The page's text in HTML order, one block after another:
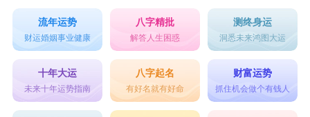
天格：
代表双亲、长上、事业、名誉;单独化表其本
人之气质，女性依附丈夫生活，又有代表丈夫吉凶
之暗灵作用。代表童少年运。(按：包含职业之意
义。)
流年运势
财运婚姻事业健康
八字精批
解答人生困惑
测终身运
洞悉未来鸿图大运
十年大运
未来十年运势指南
八字起名
有好名就有好命
财富运势
抓住机会做个有钱人